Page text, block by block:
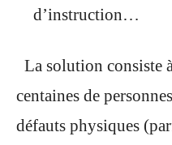
d’instruction…
La solution consiste
centaines de
défauts physiques